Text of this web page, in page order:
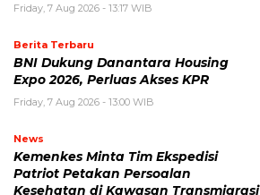
Friday, 7 Aug 2026 - 13:17 WIB
Berita Terbaru
BNI Dukung Danantara Housing
Expo 2026, Perluas Akses KPR
Friday, 7 Aug 2026 - 13:00 WIB
News
Kemenkes Minta Tim Ekspedisi
Patriot Petakan Persoalan
Kesehatan di Kawasan Transmigrasi